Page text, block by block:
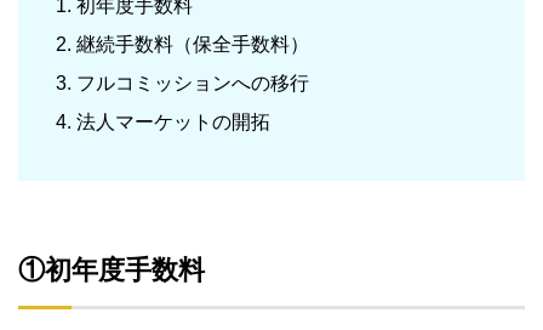
初年度手数料
継続手数料（保全手数料）
フルコミッションへの移行
法人マーケットの開拓
①初年度手数料